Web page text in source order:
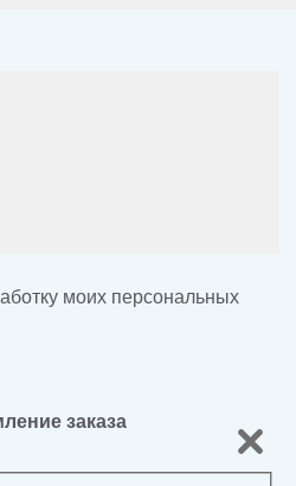
моих персональных
заказа